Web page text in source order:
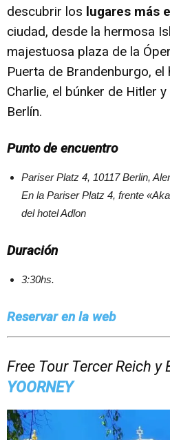
descubrir los lugares más
ciudad, desde la hermosa
majestuosa plaza de la
Puerta de Brandenburgo,
Charlie, el búnker de Hitler
Berlín.
Punto de encuentro
Pariser Platz 4, 10117 Berlin,
En la Pariser Platz 4, frente
del hotel Adlon
Duración
3:30hs.
Reservar en la web
Free Tour Tercer Reich y
YOORNEY